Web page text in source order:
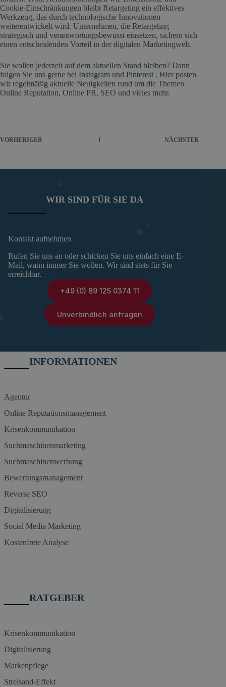
Cookie-Einschränkungen bleibt Retargeting ein effektives
Werkzeug, das durch technologische Innovationen
weiterentwickelt wird. Unternehmen, die Retargeting
strategisch und verantwortungsbewusst einsetzen, sichern sich
einen entscheidenden Vorteil in der digitalen Marketingwelt.
Sie wollen jederzeit auf dem aktuellen Stand bleiben? Dann
folgen Sie uns gerne bei Instagram und Pinterest . Hier posten
wir regelmäßig aktuelle Neuigkeiten rund um die Themen
Online Reputation, Online PR, SEO und vieles mehr.
VORHERIGER NÄCHSTER
WIR SIND FÜR SIE DA
Kontakt aufnehmen
Rufen Sie uns an oder schicken Sie uns einfach eine E-
Mail, wann immer Sie wollen. Wir sind stets für Sie
erreichbar.
+49 (0) 89 125 0374 11
Unverbindlich anfragen
INFORMATIONEN
Agentur
Online Reputationsmanagement
Krisenkommunikation
Suchmaschinenmarketing
Suchmaschinenwerbung
Bewertungsmanagement
Reverse SEO
Digitalisierung
Social Media Marketing
Kostenfreie Analyse
RATGEBER
Krisenkommunikation
Digitalisierung
Markenpflege
Streisand-Effekt